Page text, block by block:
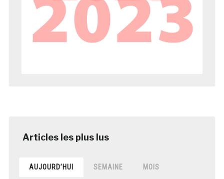
AUJOURD’HUI SEMAINE MOIS